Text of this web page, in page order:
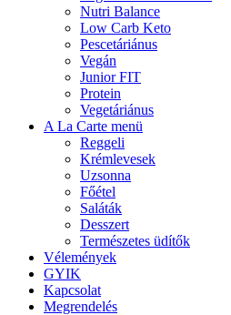
Nutri Balance
Low Carb Keto
Pescetáriánus
Vegán
Junior FIT
Protein
Vegetáriánus
A La Carte menü
Reggeli
Krémlevesek
Uzsonna
Főétel
Saláták
Desszert
Természetes üdítők
Vélemények
GYIK
Kapcsolat
Megrendelés